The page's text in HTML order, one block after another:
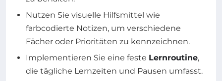
Nutzen Sie visuelle Hilfsmittel wie
farbcodierte Notizen, um verschiedene
Fächer oder Prioritäten zu kennzeichnen.
Implementieren Sie eine feste Lernroutine,
die tägliche Lernzeiten und Pausen umfasst.